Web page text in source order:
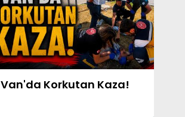
Van'da Korkutan Kaza!